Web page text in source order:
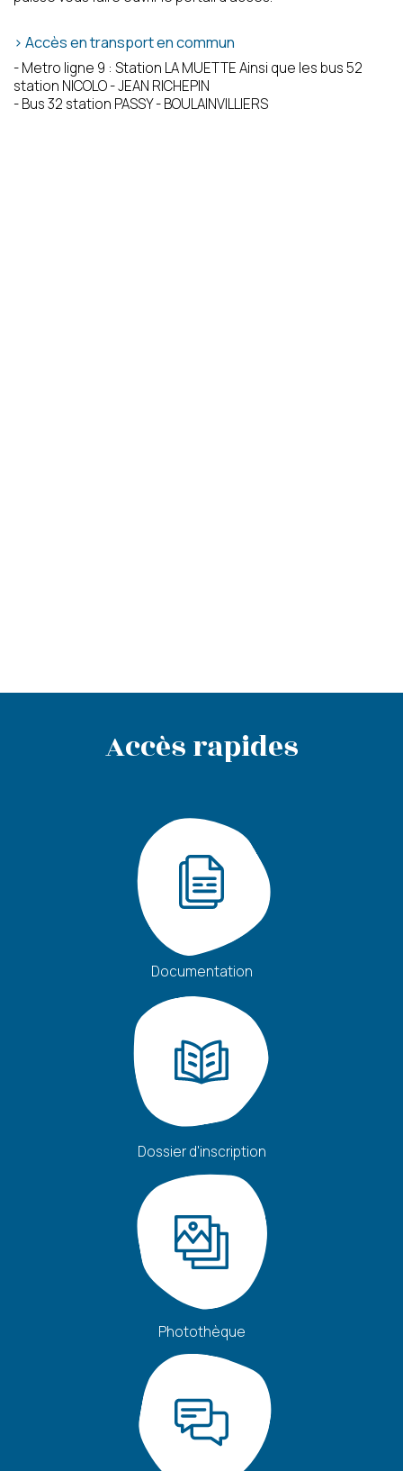
Nom du proche concerné
Age du proche concerné Code postal du proche
concerné
Calculer deux plus cinq ?
J’autorise l’utilisation des données
personnelles, conformément à notre
politique de confidentialité
Conformément aux dispositions de l’article L. 223-2
du Code de la Consommation, vous pouvez vous
inscrire sur la liste d’opposition au démarchage
téléphonique « Bloctel »
https://www.bloctel.gouv.fr/
> Accès en transport en commun
- Metro ligne 9 : Station LA MUETTE Ainsi que les bus 52
station NICOLO - JEAN RICHEPIN
- Bus 32 station PASSY - BOULAINVILLIERS
Accès rapides
Documentation
Dossier d'inscription
Photothèque